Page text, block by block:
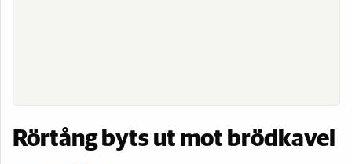
Rörtång byts ut mot brödkavel